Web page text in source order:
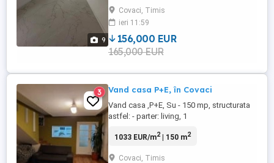
9
dublu si izolatie de 10cm. Podul este
izolat cu spuma. Este compus din: -living
open space cu bucataria, -dressing -2 ...
Covaci, Timis
ieri 11:59
156,000 EUR
165,000 EUR
3 Vand casa P+E, în Covaci
Vand casa ,P+E, Su - 150 mp, structurata
astfel: - parter: living, 1
tehnica. - etaj: 3 dormitoare,1 birou,2 bai (
10 cm, inacalzirea se face prin intermediul
1033 EUR/m2| 150 m2
Covaci, Timis